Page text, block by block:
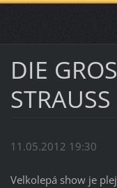
DIE
11.05.2012 19:30
Velkolepá show je